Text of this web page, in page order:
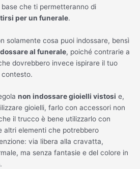
che ti permetteranno di
per un funerale.
solamente cosa puoi indossare, bensì
al funerale, poiché contrarie a
dovrebbero invece ispirare il tuo
non indossare gioielli vistosi e,
gioielli, farlo con accessori non
il trucco è bene utilizzarlo con
altri elementi che potrebbero
via libera alla cravatta,
ma senza fantasie e del colore in